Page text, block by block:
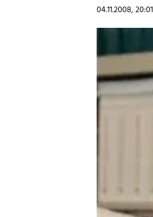
04.11.2008, 20:01